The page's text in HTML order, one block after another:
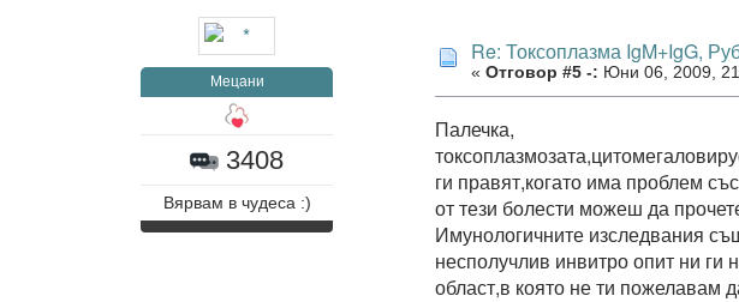
Мецани
3408
Вярвам в чудеса :)
Re: Токсоплазма IgM+IgG,
« Отговор #5 -: Юни 06, 2009,
Палечка,
ги правят,когато има проблем
от тези болести можеш да
Имунологичните изследвания
несполучлив инвитро опит ни ги
област,в която не ти пожелавам